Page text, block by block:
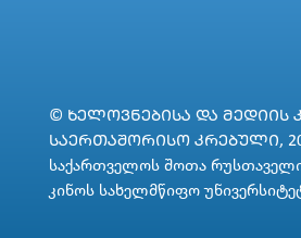
© ᲮᲔᲚᲝᲕᲜᲔᲑᲘᲡᲐ ᲓᲐ ᲛᲔᲓᲘᲘᲡ
ᲡᲐᲔᲠᲗᲐᲨᲝᲠᲘᲡᲝ ᲙᲠᲔᲑᲣᲚᲘ,
საქართველოს შოთა
კინოს სახელმწიფო